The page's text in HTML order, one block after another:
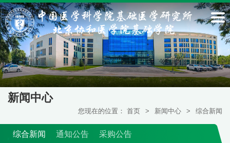
新闻中心
您现在的位置： 首页 > 新闻中心 > 综合新闻
综合新闻 通知公告 采购公告